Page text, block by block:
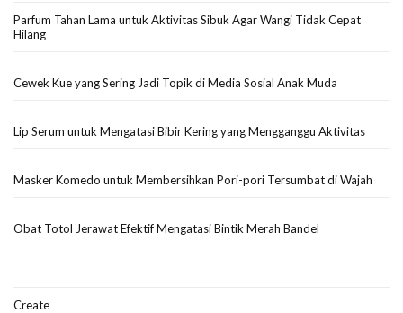
Parfum Tahan Lama untuk Aktivitas Sibuk Agar Wangi Tidak Cepat
Hilang
Cewek Kue yang Sering Jadi Topik di Media Sosial Anak Muda
Lip Serum untuk Mengatasi Bibir Kering yang Mengganggu Aktivitas
Masker Komedo untuk Membersihkan Pori-pori Tersumbat di Wajah
Obat Totol Jerawat Efektif Mengatasi Bintik Merah Bandel
Create